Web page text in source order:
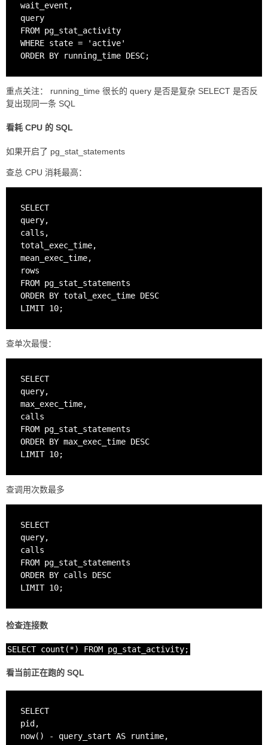
wait_event,
query
FROM pg_stat_activity
WHERE state = 'active'
重点关注： running_time 很长的 query 是否是复杂 SELECT 是否反
复出现同一条 SQL
看耗 CPU 的 SQL
如果开启了 pg_stat_statements
查总 CPU 消耗最高：
SELECT
query,
calls,
total_exec_time,
mean_exec_time,
rows
FROM pg_stat_statements
ORDER BY total_exec_time DESC
查单次最慢：
SELECT
query,
max_exec_time,
calls
FROM pg_stat_statements
ORDER BY max_exec_time DESC
查调用次数最多
SELECT
query,
calls
FROM pg_stat_statements
ORDER BY calls DESC
检查连接数
SELECT count(*) FROM pg_stat_activity;
看当前正在跑的 SQL
SELECT
pid,
now() - query_start AS runtime,